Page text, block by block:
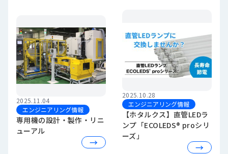
2025.11.04
エンジニアリング情報
専用機の設計・製作・リニ
ューアル
→
2025.10.28
エンジニアリング情報
【ホタルクス】直管LEDラ
ンプ「ECOLEDS® proシリ
ーズ」
→